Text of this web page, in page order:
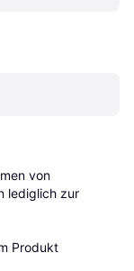
von
lediglich zur
Produkt